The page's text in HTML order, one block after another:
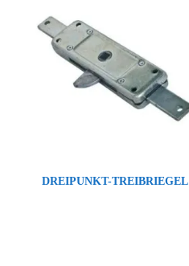
DREIPUNKT-TREIBRIEGEL